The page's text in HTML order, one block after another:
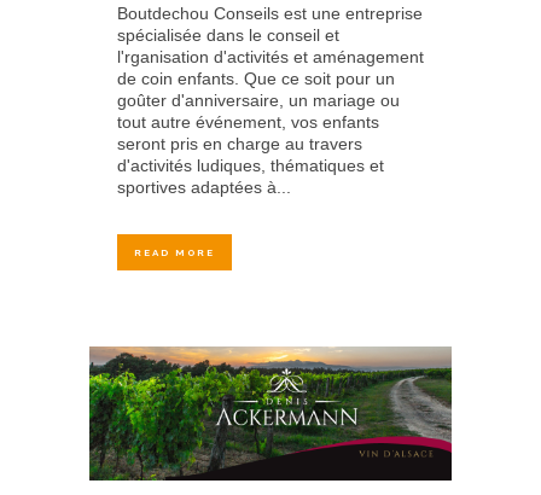
Boutdechou Conseils est une entreprise
spécialisée dans le conseil et
l'rganisation d'activités et aménagement
de coin enfants. Que ce soit pour un
goûter d'anniversaire, un mariage ou
tout autre événement, vos enfants
seront pris en charge au travers
d'activités ludiques, thématiques et
sportives adaptées à...
READ MORE